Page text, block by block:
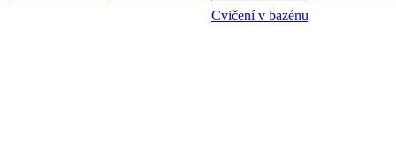
Cvičení v bazénu